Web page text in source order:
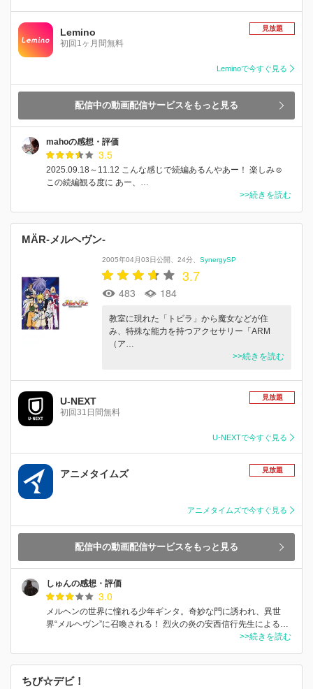
Lemino
初回1ヶ月間無料
見放題
Leminoで今すぐ見る
配信中の動画配信サービスをもっと見る
mahoの感想・評価
3.5
2025.09.18～11.12 こんな感じで続編あるんやあー！ 楽しみ☺️
この続編観る度に あー、…
>>続きを読む
MÄR-メルヘヴン-
2005年04月03日公開 24分 SynergySP
3.7
483 184
教室に現れた「トビラ」から魔女などが住
み、特殊な能力を持つアクセサリー「ARM
（ア…
>>続きを読む
U-NEXT
初回31日間無料
見放題
U-NEXTで今すぐ見る
アニメタイムズ 見放題
アニメタイムズで今すぐ見る
配信中の動画配信サービスをもっと見る
しゅんの感想・評価
3.0
メルヘンの世界に憧れる少年ギンタ。奇妙な門に誘われ、異世
界“メルヘヴン”に召喚される！ 烈火の炎の安西信行先生による…
>>続きを読む
ちび☆デビ！